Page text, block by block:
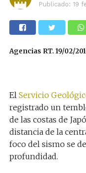
Publicado: 19
Agencias RT. 19/02/
El Servicio
registrado un
de las costas de
distancia de la
foco del sismo se
profundidad.